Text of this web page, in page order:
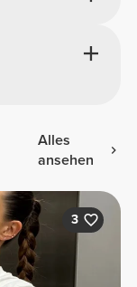
Alles
ansehen
3